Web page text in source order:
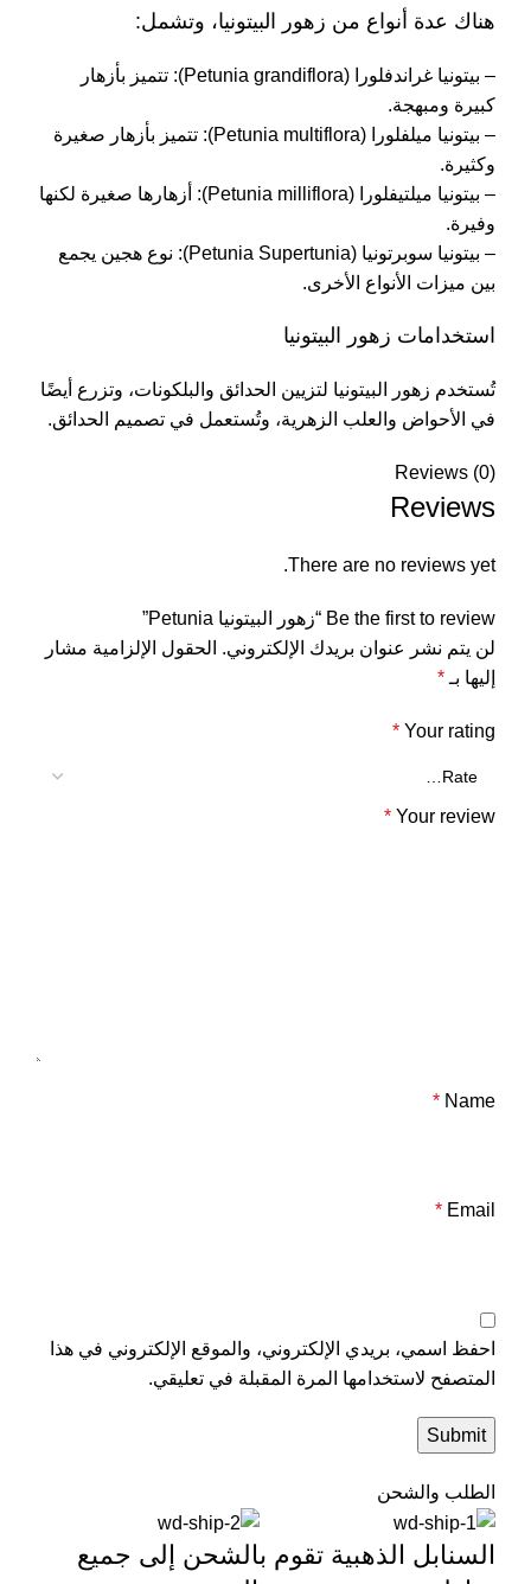
هناك عدة أنواع من زهور البيتونيا، وتشمل:
– بيتونيا غراندفلورا (Petunia grandiflora): تتميز بأزهار
كبيرة ومبهجة.
– بيتونيا ميلفلورا (Petunia multiflora): تتميز بأزهار صغيرة
وكثيرة.
– بيتونيا ميلتيفلورا (Petunia milliflora): أزهارها صغيرة لكنها
وفيرة.
– بيتونيا سوبرتونيا (Petunia Supertunia): نوع هجين يجمع
بين ميزات الأنواع الأخرى.
استخدامات زهور البيتونيا
تُستخدم زهور البيتونيا لتزيين الحدائق والبلكونات، وتزرع أيضًا
في الأحواض والعلب الزهرية، وتُستعمل في تصميم الحدائق.
Reviews (0)
Reviews
There are no reviews yet.
Be the first to review “زهور البيتونيا Petunia”
لن يتم نشر عنوان بريدك الإلكتروني. الحقول الإلزامية مشار
إليها بـ *
Your rating
*
Your review
*
Name
*
Email
*
احفظ اسمي، بريدي الإلكتروني، والموقع الإلكتروني في هذا
المتصفح لاستخدامها المرة المقبلة في تعليقي.
الطلب والشحن
السنابل الذهبية تقوم بالشحن إلى جميع